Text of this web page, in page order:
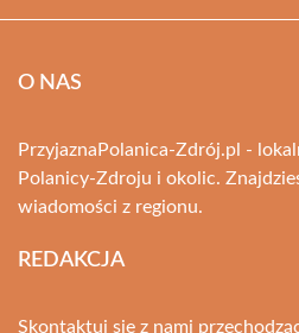
O NAS
PrzyjaznaPolanica-Zdrój.pl -
Polanicy-Zdroju i okolic.
wiadomości z regionu.
REDAKCJA
Skontaktuj się z nami